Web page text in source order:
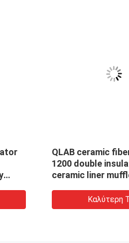
QLAB ceramic
1200 double
ceramic liner
Καλύτερη